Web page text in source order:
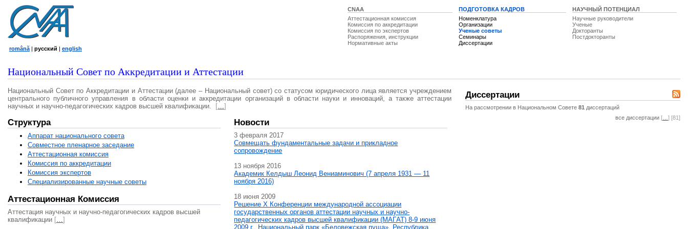
CNAA
Аттестационная комиссия
Комиссия по аккредитации
Комиссия по экспертов
Распоряжения, инструкции
Нормативные акты
ПОДГОТОВКА КАДРОВ
Номенклатура
Организации
Ученые советы
Семинары
Диссертации
НАУЧНЫЙ ПОТЕНЦИАЛ
Научные руководители
Ученые
Докторанты
Постдокторанты
română | русский | english
Национальный Совет по Аккредитации и Аттестации
Национальный Совет по Аккредитации и Аттестации (далее – Национальный совет) со статусом юридического лица является учреждением
центрального публичного управления в области оценки и аккредитации организаций в области науки и инноваций, а также аттестации
научных и научно-педагогических кадров высшей квалификации.
[…]
Структура
Аппарат национального совета
Совместное пленарное заседание
Аттестационная комисcия
Комиссия по аккредитации
Комиссия экспертов
Специализированные научные советы
Аттестационная Комиссия
Аттестация научных и научно-педагогических кадров высшей
квалификации […]
Новости
3 февраля 2017
Совмещать фундаментальные задачи и прикладное
сопровождение
13 ноября 2016
Академик Келдыш Леонид Вениаминович (7 апреля 1931 — 11
ноября 2016)
18 июня 2009
Решение X Конференции международной ассоциации
государственных органов аттестации научных и научно-
педагогических кадров высшей квалификации (МАГAT) 8-9 июня
2009 г., Национальный парк «Беловежская пуща», Республика
Диссертации
На рассмотрении в Национальном Совете 81 диссертаций
все диссертации [ ] [81]